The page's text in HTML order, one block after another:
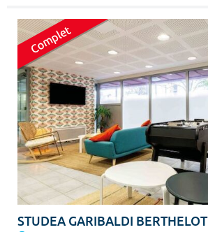
STUDEA GARIBALDI BERTHELOT